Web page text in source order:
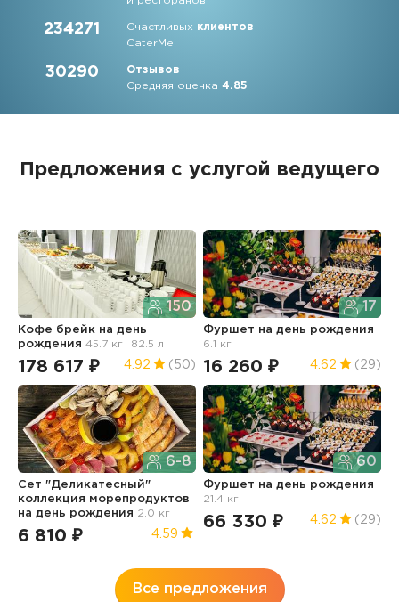
234271 Счастливых клиентов
CaterMe
30290
Отзывов
Средняя оценка4.85
Предложения с услугой ведущего
150
Кофе брейк на день
рождения 45.7 кг 82.5 л
178 617 ₽ 4.92 (50)
17
Фуршет на день рождения
6.1 кг
16 260 ₽ 4.62 (29)
6-8
Сет "Деликатесный"
коллекция морепродуктов
на день рождения 2.0 кг
6 810 ₽ 4.59
60
Фуршет на день рождения
21.4 кг
66 330 ₽ 4.62 (29)
Все предложения